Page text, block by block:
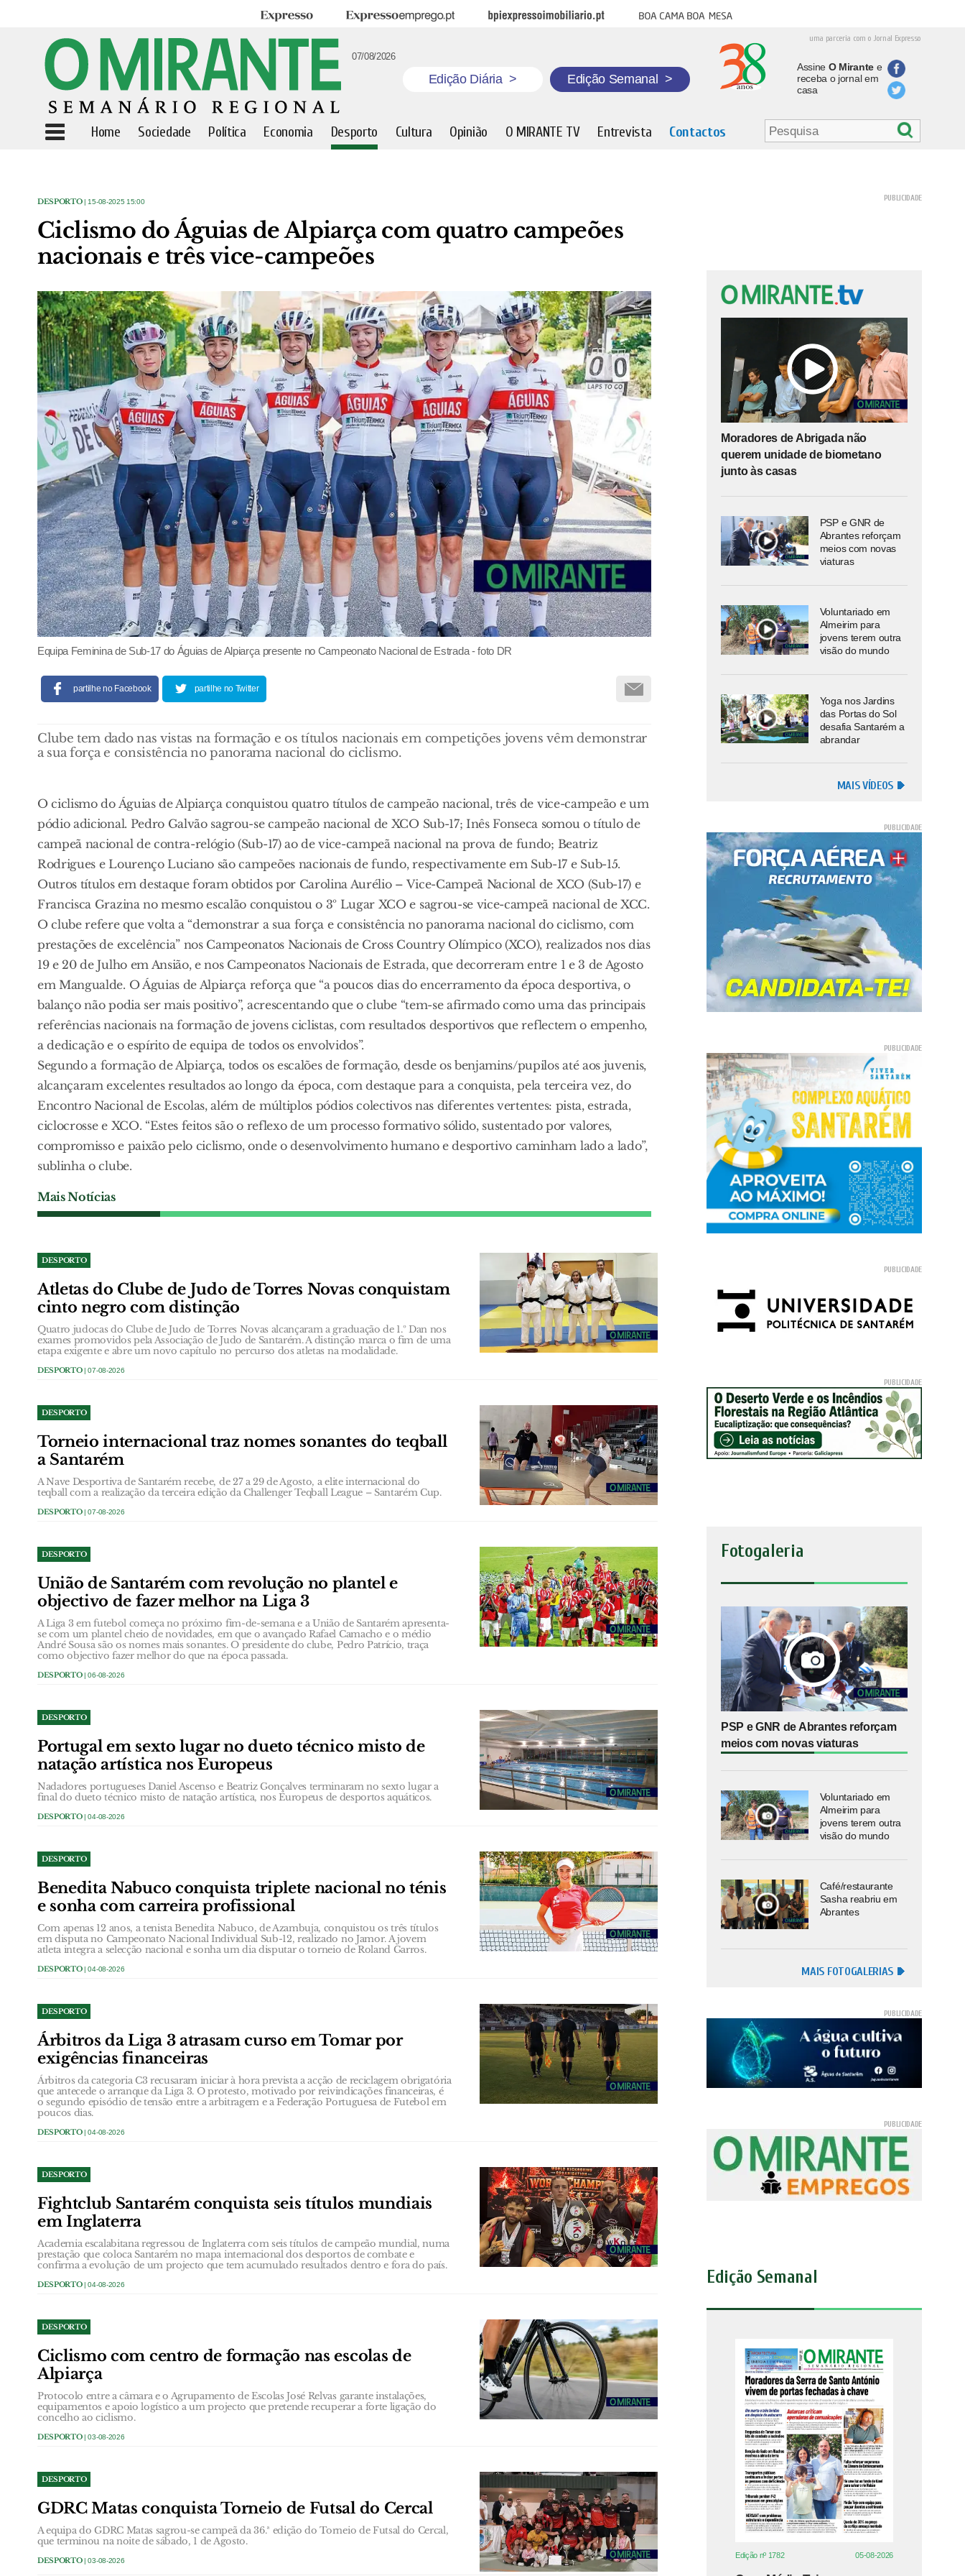
Expresso Expresso Emprego BPI Expresso Imobiliário Boa cama boa mesa
uma parceria com o Jornal Expresso
07/08/2026
Edição Diária > Edição Semanal >
Assine O Mirantee
receba o jornal em
casa
Home Sociedade Política Economia Desporto Cultura Opinião O MIRANTE TV Entrevista Contactos
DESPORTO| 15-08-2025 15:00
Ciclismo do Águias de Alpiarça com quatro campeões
nacionais e três vice-campeões
Equipa Feminina de Sub-17 do Águias de Alpiarça presente no Campeonato Nacional de Estrada - foto DR
partilhe no Facebook partilhe no Twitter
Clube tem dado nas vistas na formação e os títulos nacionais em competições jovens vêm demonstrar
a sua força e consistência no panorama nacional do ciclismo.
O ciclismo do Águias de Alpiarça conquistou quatro títulos de campeão nacional, três de vice-campeão e um
pódio adicional. Pedro Galvão sagrou-se campeão nacional de XCO Sub-17; Inês Fonseca somou o título de
campeã nacional de contra-relógio (Sub-17) ao de vice-campeã nacional na prova de fundo; Beatriz
Rodrigues e Lourenço Luciano são campeões nacionais de fundo, respectivamente em Sub-17 e Sub-15.
Outros títulos em destaque foram obtidos por Carolina Aurélio – Vice-Campeã Nacional de XCO (Sub-17) e
Francisca Grazina no mesmo escalão conquistou o 3º Lugar XCO e sagrou-se vice-campeã nacional de XCC.
O clube refere que volta a “demonstrar a sua força e consistência no panorama nacional do ciclismo, com
prestações de excelência” nos Campeonatos Nacionais de Cross Country Olímpico (XCO), realizados nos dias
19 e 20 de Julho em Ansião, e nos Campeonatos Nacionais de Estrada, que decorreram entre 1 e 3 de Agosto
em Mangualde. O Águias de Alpiarça reforça que “a poucos dias do encerramento da época desportiva, o
balanço não podia ser mais positivo”, acrescentando que o clube “tem-se afirmado como uma das principais
referências nacionais na formação de jovens ciclistas, com resultados desportivos que reflectem o empenho,
a dedicação e o espírito de equipa de todos os envolvidos”.
Segundo a formação de Alpiarça, todos os escalões de formação, desde os benjamins/pupilos até aos juvenis,
alcançaram excelentes resultados ao longo da época, com destaque para a conquista, pela terceira vez, do
Encontro Nacional de Escolas, além de múltiplos pódios colectivos nas diferentes vertentes: pista, estrada,
ciclocrosse e XCO. “Estes feitos são o reflexo de um processo formativo sólido, sustentado por valores,
compromisso e paixão pelo ciclismo, onde o desenvolvimento humano e desportivo caminham lado a lado”,
sublinha o clube.
Mais Notícias
DESPORTO
Atletas do Clube de Judo de Torres Novas conquistam
cinto negro com distinção
Quatro judocas do Clube de Judo de Torres Novas alcançaram a graduação de 1.º Dan nos
exames promovidos pela Associação de Judo de Santarém. A distinção marca o fim de uma
etapa exigente e abre um novo capítulo no percurso dos atletas na modalidade.
DESPORTO| 07-08-2026
DESPORTO
Torneio internacional traz nomes sonantes do teqball
a Santarém
A Nave Desportiva de Santarém recebe, de 27 a 29 de Agosto, a elite internacional do
teqball com a realização da terceira edição da Challenger Teqball League – Santarém Cup.
DESPORTO| 07-08-2026
DESPORTO
União de Santarém com revolução no plantel e
objectivo de fazer melhor na Liga 3
A Liga 3 em futebol começa no próximo fim-de-semana e a União de Santarém apresenta-
se com um plantel cheio de novidades, em que o avançado Rafael Camacho e o médio
André Sousa são os nomes mais sonantes. O presidente do clube, Pedro Patrício, traça
como objectivo fazer melhor do que na época passada.
DESPORTO| 06-08-2026
DESPORTO
Portugal em sexto lugar no dueto técnico misto de
natação artística nos Europeus
Nadadores portugueses Daniel Ascenso e Beatriz Gonçalves terminaram no sexto lugar a
final do dueto técnico misto de natação artística, nos Europeus de desportos aquáticos.
DESPORTO| 04-08-2026
DESPORTO
Benedita Nabuco conquista triplete nacional no ténis
e sonha com carreira profissional
Com apenas 12 anos, a tenista Benedita Nabuco, de Azambuja, conquistou os três títulos
em disputa no Campeonato Nacional Individual Sub-12, realizado no Jamor. A jovem
atleta integra a selecção nacional e sonha um dia disputar o torneio de Roland Garros.
DESPORTO| 04-08-2026
DESPORTO
Árbitros da Liga 3 atrasam curso em Tomar por
exigências financeiras
Árbitros da categoria C3 recusaram iniciar à hora prevista a acção de reciclagem obrigatória
que antecede o arranque da Liga 3. O protesto, motivado por reivindicações financeiras, é
o segundo episódio de tensão entre a arbitragem e a Federação Portuguesa de Futebol em
poucos dias.
DESPORTO| 04-08-2026
DESPORTO
Fightclub Santarém conquista seis títulos mundiais
em Inglaterra
Academia escalabitana regressou de Inglaterra com seis títulos de campeão mundial, numa
prestação que coloca Santarém no mapa internacional dos desportos de combate e
confirma a evolução de um projecto que tem acumulado resultados dentro e fora do país.
DESPORTO| 04-08-2026
DESPORTO
Ciclismo com centro de formação nas escolas de
Alpiarça
Protocolo entre a câmara e o Agrupamento de Escolas José Relvas garante instalações,
equipamentos e apoio logístico a um projecto que pretende recuperar a forte ligação do
concelho ao ciclismo.
DESPORTO| 03-08-2026
DESPORTO
GDRC Matas conquista Torneio de Futsal do Cercal
A equipa do GDRC Matas sagrou-se campeã da 36.ª edição do Torneio de Futsal do Cercal,
que terminou na noite de sábado, 1 de Agosto.
DESPORTO| 03-08-2026
Moradores de Abrigada não
querem unidade de biometano
junto às casas
PSP e GNR de
Abrantes reforçam
meios com novas
viaturas
Voluntariado em
Almeirim para
jovens terem outra
visão do mundo
Yoga nos Jardins
das Portas do Sol
desafia Santarém a
abrandar
MAIS VÍDEOS
Fotogaleria
PSP e GNR de Abrantes reforçam
meios com novas viaturas
Voluntariado em
Almeirim para
jovens terem outra
visão do mundo
Café/restaurante
Sasha reabriu em
Abrantes
MAIS FOTOGALERIAS
Edição Semanal
Edição nº 1782 05-08-2026